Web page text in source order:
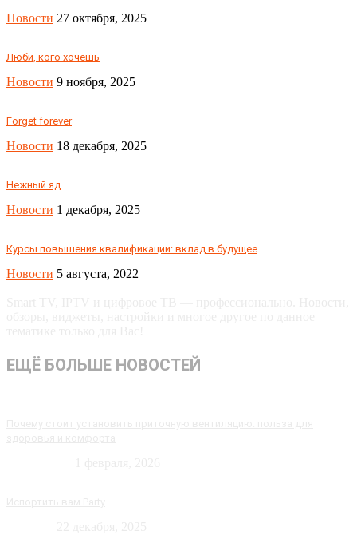
Новости 27 октября, 2025
Люби, кого хочешь
Новости 9 ноября, 2025
Forget forever
Новости 18 декабря, 2025
Нежный яд
Новости 1 декабря, 2025
Курсы повышения квалификации: вклад в будущее
Новости 5 августа, 2022
ЕЩЁ БОЛЬШЕ НОВОСТЕЙ